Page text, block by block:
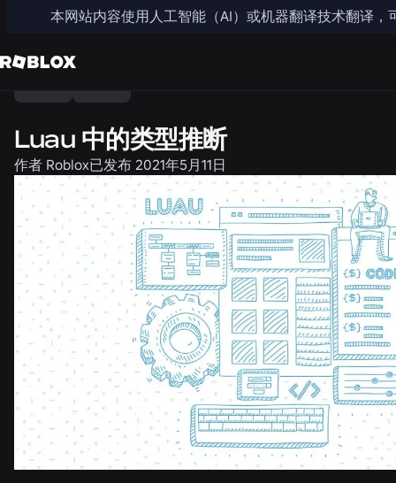
本网站内容使用人工智能（AI）或机器翻译技术翻译，
Luau 中的类型推断
作者 Roblox已发布 2021年5月11日